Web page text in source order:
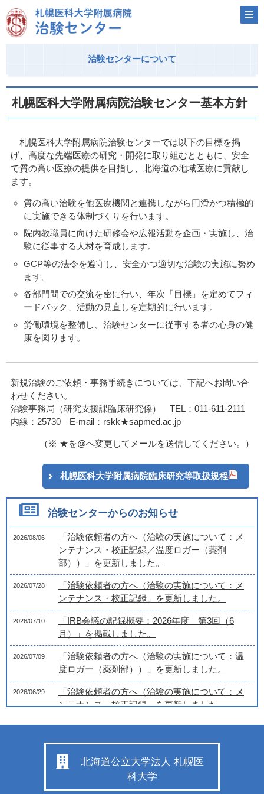
治験センターについて
札幌医科大学附属病院治験センター基本方針
札幌医科大学附属病院治験センターでは以下の目標を掲
げ、高度な先端医療の研究・開発に取り組むとともに、安全
で質の高い医療の提供を目指し、北海道の地域医療に貢献し
ます。
質の高い治験を他医療機関と連携しながら円滑かつ積極的
に実施できる体制づくりを行います。
院内教職員に向けた研修会や広報活動を企画・実施し、治
験に従事する人材を育成します。
GCP等の法令を遵守し、安全かつ適切な治験の実施に努め
ます。
各部門間での交流を密に行い、年次「目標」を定めてフィ
ードバック、活動の見直しを定期的に行います。
労働環境を整備し、治験センターに従事する者の心身の健
康を図ります。
新規治験のご依頼・事務手続きについては、下記へお問い合
わせください。
治験事務局（研究支援課臨床研究係） TEL：011-611-2111
内線：25730 E-mail：rskk★sapmed.ac.jp
（※ ★を@へ変更してメールを送信してください。）
札幌医科大学附属病院臨床研究等取扱規程
治験センターからのお知らせ
2026/08/06
「治験依頼者の方へ（治験の実施について：メ
ンテナンス・校正記録／温度ロガー（薬剤
部））」を更新しました。
2026/07/28
「治験依頼者の方へ（治験の実施について：メ
ンテナンス・校正記録」を更新しました。
2026/07/10
「IRB会議の記録概要：2026年度 第3回（6
月）」を掲載しました。
2026/07/09
「治験依頼者の方へ（治験の実施について：温
度ロガー（薬剤部））」を更新しました。
2026/06/29
「治験依頼者の方へ（治験の実施について：メ
ンテナンス・校正記録」を更新しました。
2026/06/22
「院内関係者へ（治験センター組織図、メンバ
「治験依頼者の方へ（治験に関するお問い合わ
せ）」を更新しました。
「治験依頼者の方へ（治験の実施について：メ
北海道公立大学法人 札幌医
科大学